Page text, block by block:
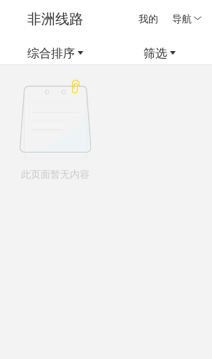
我的 导航
非洲线路
综合排序 筛选
此页面暂无内容